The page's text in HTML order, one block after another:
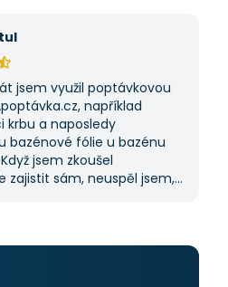
jsem využil poptávkovou
například
krbu a naposledy
bazénové fólie u bazénu
jsem zkoušel
zajistit sám, neuspěl jsem,
službami jsem byl velmi